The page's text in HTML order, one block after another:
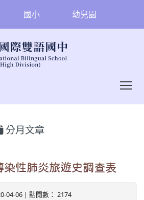
國小 幼兒園
分月文章
染性肺炎旅遊史調查表
04-06 | 點閱數： 2174